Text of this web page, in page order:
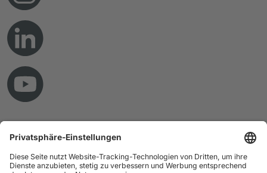
Impressum